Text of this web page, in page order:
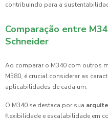
contribuindo para a
Comparação entre
Schneider
Ao comparar o M340 com outros
M580, é crucial considerar as
aplicabilidades de cada um.
O M340 se destaca por sua
flexibilidade e escalabilidade em